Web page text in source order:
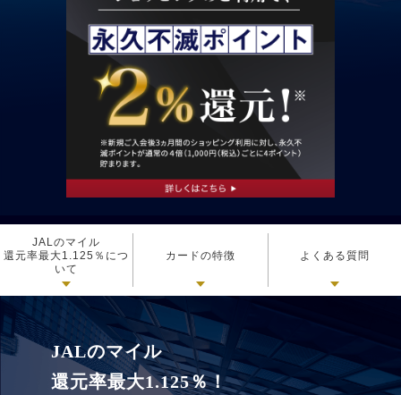
JALのマイル
還元率最大1.125％につ
いて
カードの特徴 よくある質問
JALのマイル
還元率最大1.125％！